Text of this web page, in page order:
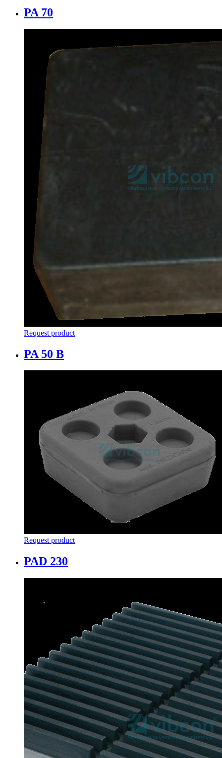
PA 70
Request product
PA 50 B
Request product
PAD 230